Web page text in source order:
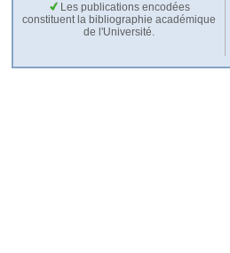
Les publications encodées
constituent la bibliographie académique
de l'Université.